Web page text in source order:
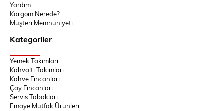
Yardım
Kargom Nerede?
Müşteri Memnuniyeti
Kategoriler
Yemek Takımları
Kahvaltı Takımları
Kahve Fincanları
Çay Fincanları
Servis Tabakları
Emaye Mutfak Ürünleri